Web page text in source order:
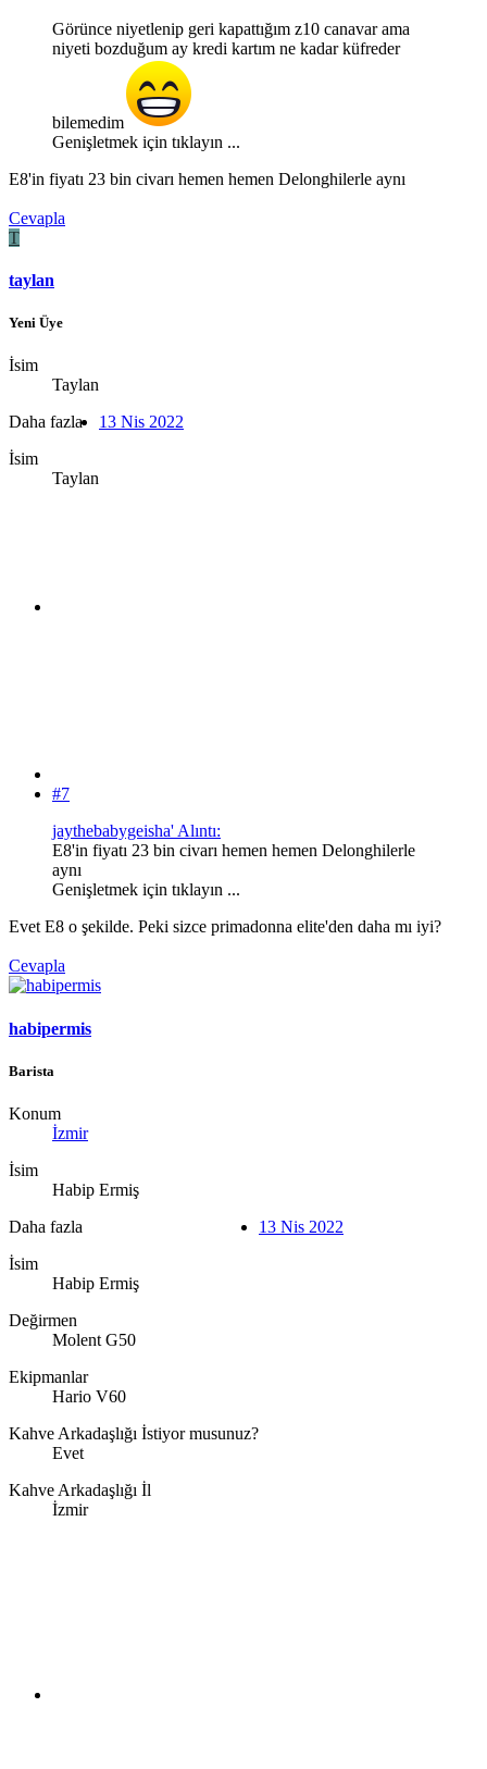
Görünce niyetlenip geri kapattığım z10 canavar ama
niyeti bozduğum ay kredi kartım ne kadar küfreder
bilemedim
Genişletmek için tıklayın ...
E8'in fiyatı 23 bin civarı hemen hemen Delonghilerle aynı
Cevapla
T
taylan
Yeni Üye
İsim
Taylan
Daha fazla
İsim
Taylan
13 Nis 2022
#7
jaythebabygeisha' Alıntı:
E8'in fiyatı 23 bin civarı hemen hemen Delonghilerle
aynı
Genişletmek için tıklayın ...
Evet E8 o şekilde. Peki sizce primadonna elite'den daha mı iyi?
Cevapla
habipermis
Barista
Konum
İzmir
İsim
Habip Ermiş
Daha fazla
İsim
Habip Ermiş
Değirmen
Molent G50
Ekipmanlar
Hario V60
Kahve Arkadaşlığı İstiyor musunuz?
Evet
Kahve Arkadaşlığı İl
İzmir
13 Nis 2022